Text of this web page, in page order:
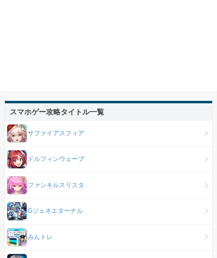
スマホゲー攻略タイトル一覧
サファイアスフィア
ドルフィンウェーブ
ファンキルスリスタ
Gジェネエターナル
みんトレ